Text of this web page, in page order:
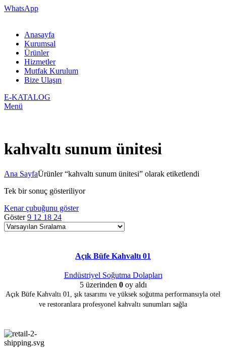
WhatsApp
Anasayfa
Kurumsal
Ürünler
Hizmetler
Mutfak Kurulum
Bize Ulaşın
E-KATALOG
Menü
kahvaltı sunum ünitesi
Ana SayfaÜrünler “kahvaltı sunum ünitesi” olarak etiketlendi
Tek bir sonuç gösteriliyor
Kenar çubuğunu göster
Göster9 12 18 24
Açık Büfe Kahvaltı 01
Endüstriyel Soğutma Dolapları
5 üzerinden 0oy aldı
Açık Büfe Kahvaltı 01, şık tasarımı ve yüksek soğutma performansıyla otel
ve restoranlara profesyonel kahvaltı sunumları sağla